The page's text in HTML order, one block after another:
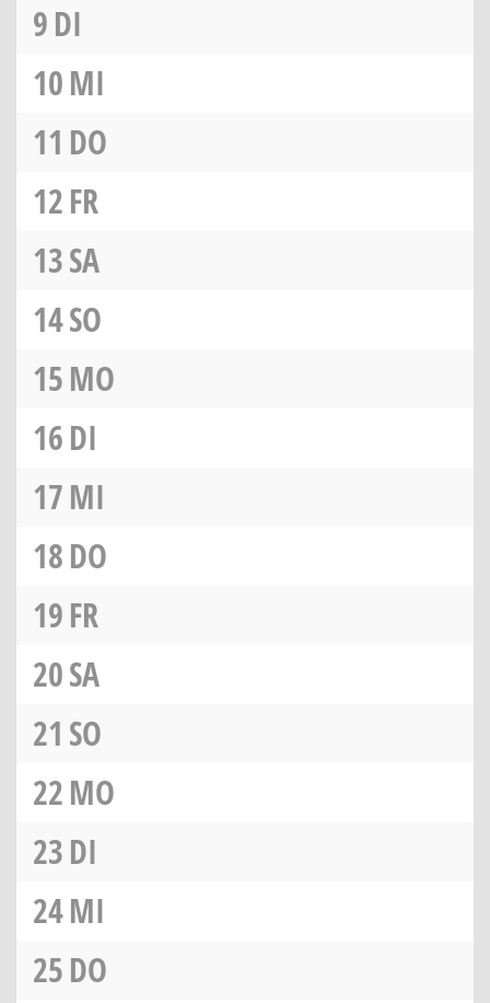
9DI
10MI
11 DO
12FR
13SA
14SO
15MO
16DI
17MI
18DO
19FR
20SA
21 SO
22MO
23DI
24MI
25DO